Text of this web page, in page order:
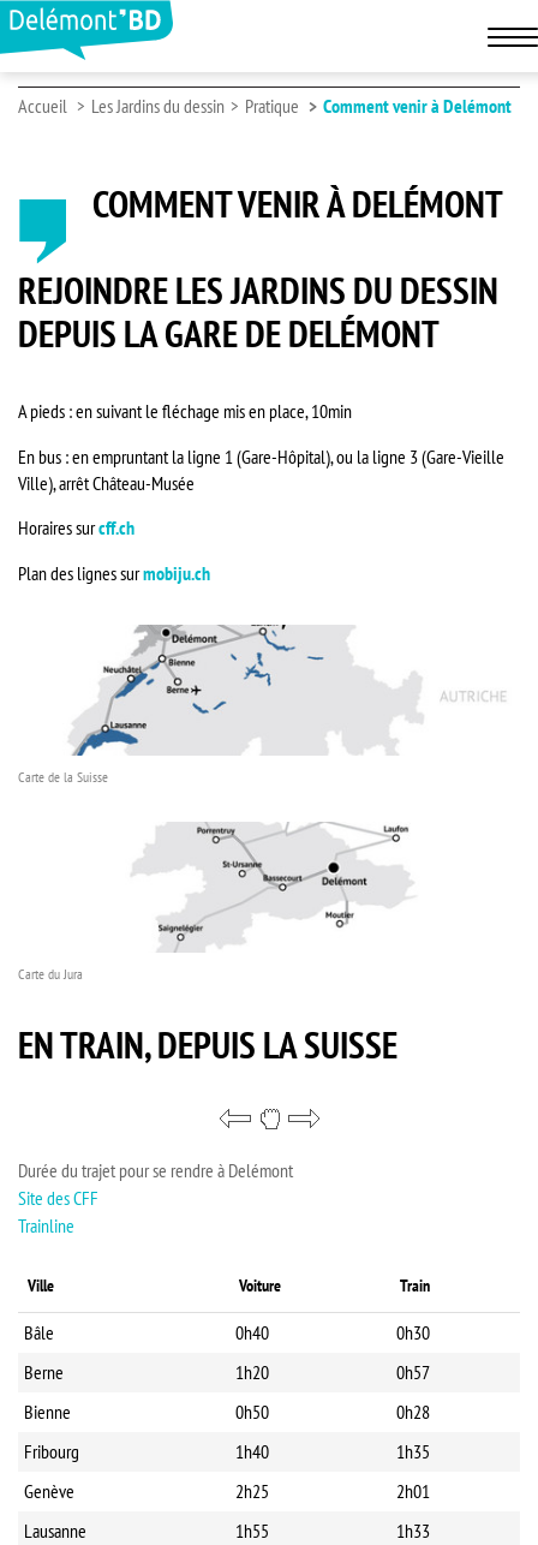
Accueil Les Jardins du dessin Pratique Comment venir à Delémont
COMMENT VENIR À DELÉMONT
REJOINDRE LES JARDINS DU DESSIN
DEPUIS LA GARE DE DELÉMONT
A pieds : en suivant le fléchage mis en place, 10min
En bus : en empruntant la ligne 1 (Gare-Hôpital), ou la ligne 3 (Gare-Vieille
Ville), arrêt Château-Musée
Horaires surcff.ch
Plan des lignes surmobiju.ch
Carte de la Suisse
Carte du Jura
EN TRAIN, DEPUIS LA SUISSE
Ville Voiture Train
Durée du trajet pour se rendre à Delémont
Site des CFF
Trainline
Bâle 0h40
0h30
Berne
1h20
0h57
Bienne
0h50
0h28
Fribourg
1h40
1h35
Genève
2h25
2h01
Lausanne
1h55
1h33